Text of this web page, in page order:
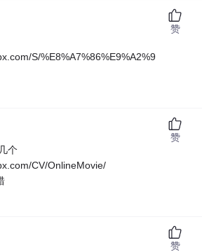
S/%E8%A7%86%E9%A2%9
赞
个
CV/OnlineMovie/
赞
赞